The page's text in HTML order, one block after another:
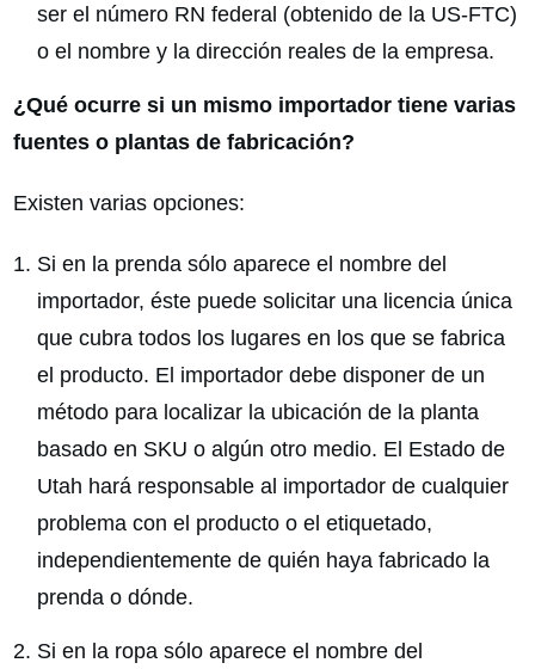
ser el número RN federal (obtenido de la US-FTC)
o el nombre y la dirección reales de la empresa.
¿Qué ocurre si un mismo importador tiene varias
fuentes o plantas de fabricación?
Existen varias opciones:
Si en la prenda sólo aparece el nombre del
importador, éste puede solicitar una licencia única
que cubra todos los lugares en los que se fabrica
el producto. El importador debe disponer de un
método para localizar la ubicación de la planta
basado en SKU o algún otro medio. El Estado de
Utah hará responsable al importador de cualquier
problema con el producto o el etiquetado,
independientemente de quién haya fabricado la
prenda o dónde.
Si en la ropa sólo aparece el nombre del